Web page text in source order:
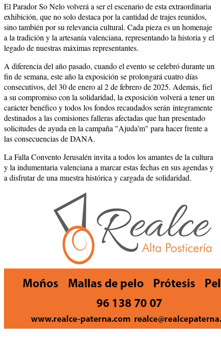
El Parador So Nelo volverá a ser el escenario de esta extraordinaria
exhibición, que no solo destaca por la cantidad de trajes reunidos,
sino también por su relevancia cultural. Cada pieza es un homenaje
a la tradición y la artesanía valenciana, representando la historia y el
legado de nuestras máximas representantes.
A diferencia del año pasado, cuando el evento se celebró durante un
fin de semana, este año la exposición se prolongará cuatro días
consecutivos, del 30 de enero al 2 de febrero de 2025. Además, fiel
a su compromiso con la solidaridad, la exposición volverá a tener un
carácter benéfico y todos los fondos recaudados serán íntegramente
destinados a las comisiones falleras afectadas que han presentado
solicitudes de ayuda en la campaña "Ajuda'm" para hacer frente a
las consecuencias de DANA.
La Falla Convento Jerusalén invita a todos los amantes de la cultura
y la indumentaria valenciana a marcar estas fechas en sus agendas y
a disfrutar de una muestra histórica y cargada de solidaridad.